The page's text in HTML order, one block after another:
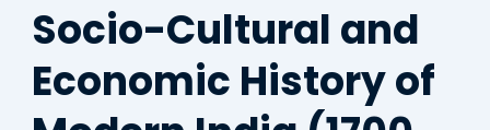
Socio-Cultural and
Economic History of